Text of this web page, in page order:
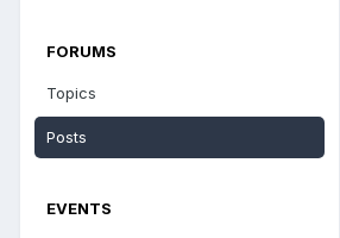
FORUMS
Topics
Posts
EVENTS